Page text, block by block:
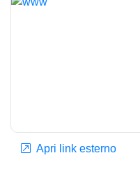
Buona serata a tutti.
Apri link esterno